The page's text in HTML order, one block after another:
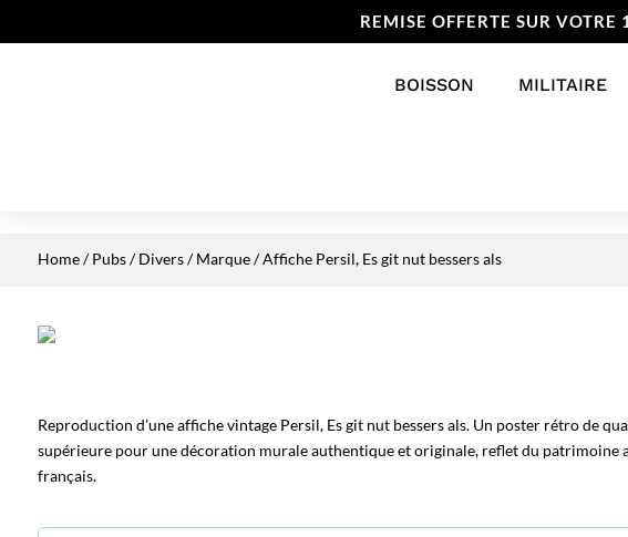
REMISE OFFERTE SUR
BOISSON MILITAIRE
Home/Pubs / Divers/Marque/ Affiche Persil, Es git nut bessers als
Reproduction d’une affiche vintage Persil, Es git nut bessers als. Un poster rétro de
supérieure pour une décoration murale authentique et originale, reflet du patrimoine
français.